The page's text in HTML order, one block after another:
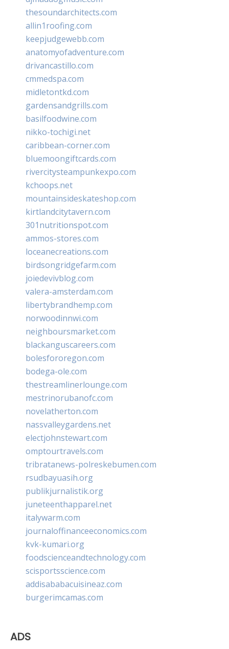
thesoundarchitects.com
allin1roofing.com
keepjudgewebb.com
anatomyofadventure.com
drivancastillo.com
cmmedspa.com
midletontkd.com
gardensandgrills.com
basilfoodwine.com
nikko-tochigi.net
caribbean-corner.com
bluemoongiftcards.com
rivercitysteampunkexpo.com
kchoops.net
mountainsideskateshop.com
kirtlandcitytavern.com
301nutritionspot.com
ammos-stores.com
loceanecreations.com
birdsongridgefarm.com
joiedevivblog.com
valera-amsterdam.com
libertybrandhemp.com
norwoodinnwi.com
neighboursmarket.com
blackanguscareers.com
bolesfororegon.com
bodega-ole.com
thestreamlinerlounge.com
mestrinorubanofc.com
novelatherton.com
nassvalleygardens.net
electjohnstewart.com
omptourtravels.com
tribratanews-polreskebumen.com
rsudbayuasih.org
publikjurnalistik.org
juneteenthapparel.net
italywarm.com
journaloffinanceeconomics.com
kvk-kumari.org
foodscienceandtechnology.com
scisportsscience.com
addisababacuisineaz.com
burgerimcamas.com
ADS